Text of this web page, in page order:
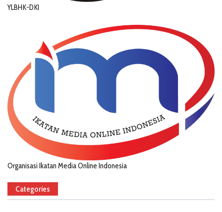
YLBHK-DKI
Organisasi Ikatan Media Online Indonesia
Categories